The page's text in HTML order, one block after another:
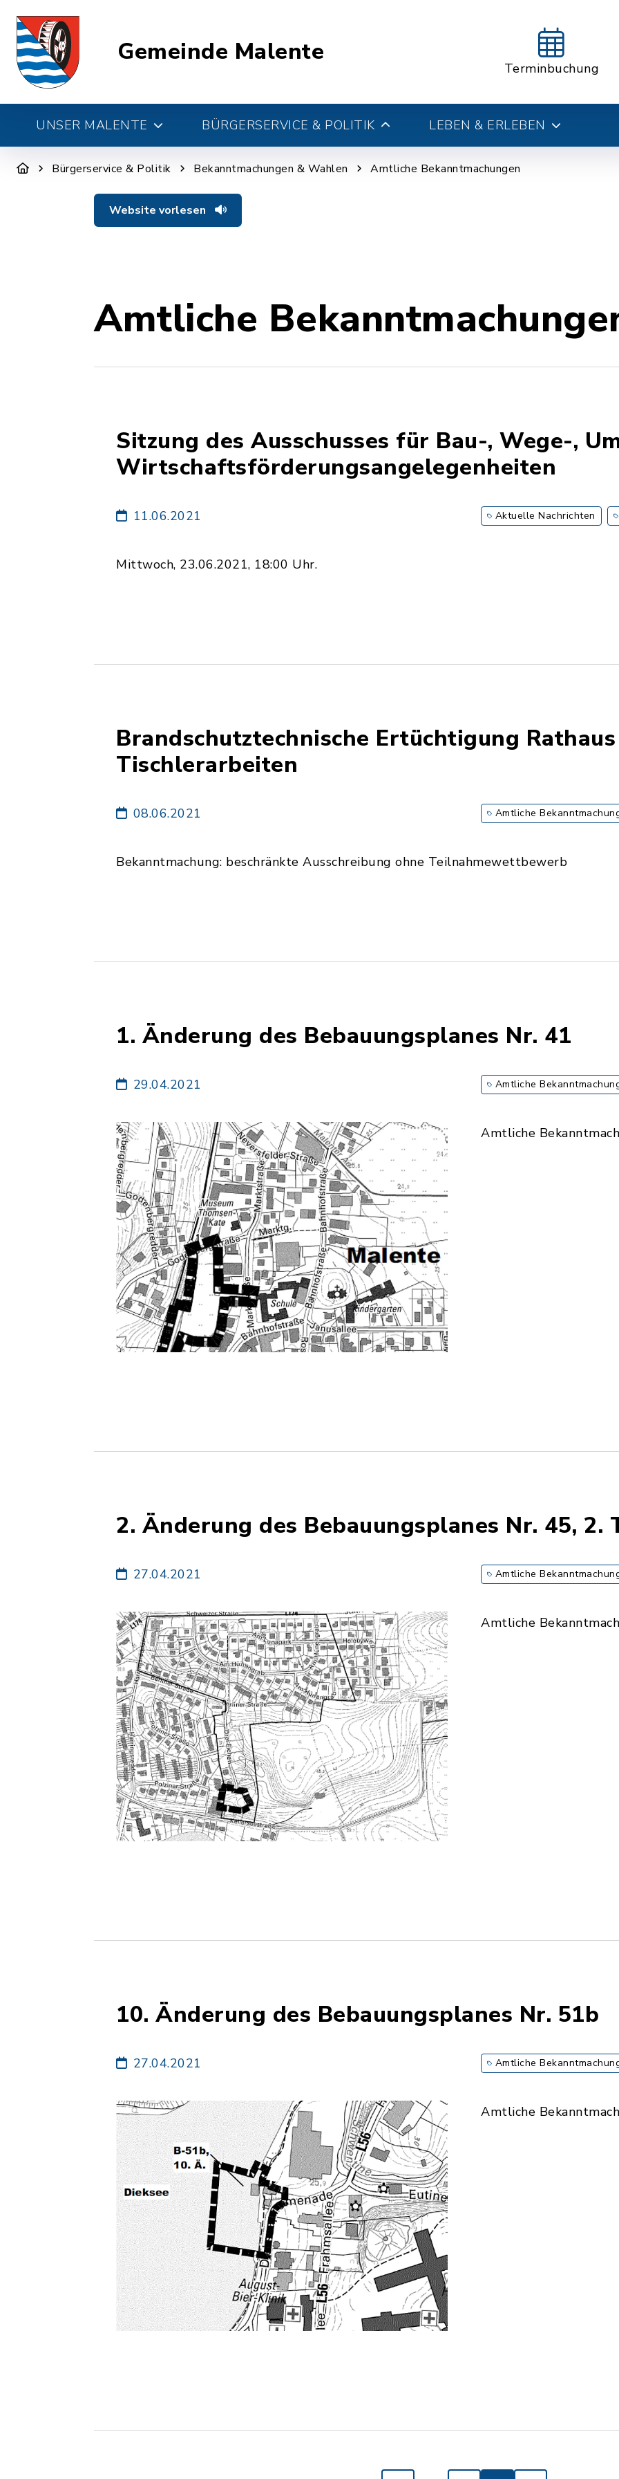
Gemeinde Malente
Terminbuchung
UNSER MALENTE BÜRGERSERVICE & POLITIK LEBEN & ERLEBEN
Bürgerservice & Politik Bekanntmachungen & Wahlen Amtliche Bekanntmachungen
Website vorlesen
Amtliche
Sitzung des Ausschusses für Bau-, Wege-,
Wirtschaftsförderungsangelegenheiten
11.06.2021 Aktuelle Nachrichten
Mittwoch, 23.06.2021, 18:00 Uhr.
Brandschutztechnische Ertüchtigung
Tischlerarbeiten
08.06.2021 Amtliche
Bekanntmachung: beschränkte Ausschreibung ohne Teilnahmewettbewerb
1. Änderung des Bebauungsplanes Nr. 41
29.04.2021 Amtliche
Amtliche
2. Änderung des Bebauungsplanes Nr. 45, 2.
27.04.2021 Amtliche
Amtliche
10. Änderung des Bebauungsplanes Nr. 51b
27.04.2021 Amtliche
Amtliche